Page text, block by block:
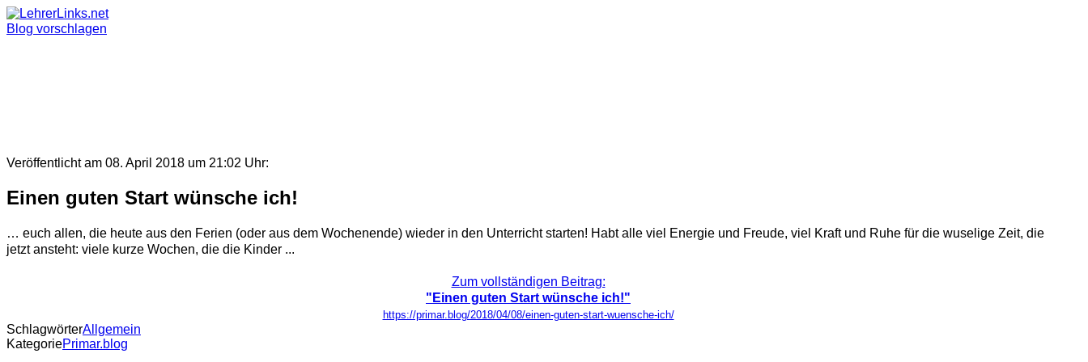
Skip
to
Blog vorschlagen
Veröffentlicht am 08. April 2018 um 21:02 Uhr:
Einen guten Start wünsche ich!
… euch allen, die heute aus den Ferien (oder aus dem Wochenende) wieder in den Unterricht starten! Habt alle viel Energie und Freude, viel Kraft und Ruhe für die wuselige Zeit, die
jetzt ansteht: viele kurze Wochen, die die Kinder ...
Zum vollständigen Beitrag:
"Einen guten Start wünsche ich!"
https://primar.blog/2018/04/08/einen-guten-start-wuensche-ich/
SchlagwörterAllgemein
KategoriePrimar.blog